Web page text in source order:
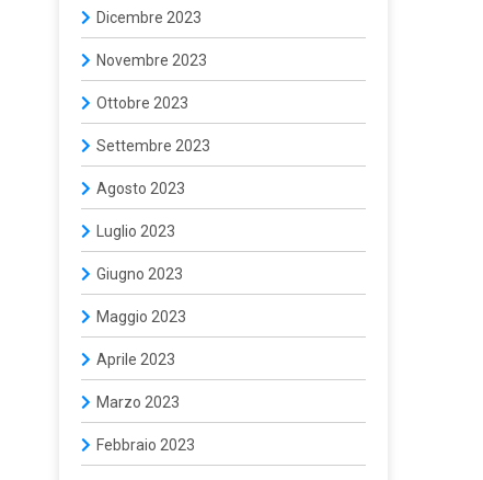
Dicembre 2023
Novembre 2023
Ottobre 2023
Settembre 2023
Agosto 2023
Luglio 2023
Giugno 2023
Maggio 2023
Aprile 2023
Marzo 2023
Febbraio 2023